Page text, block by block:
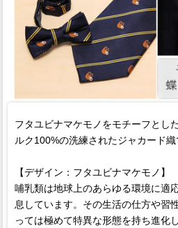
フタユビナマケモノをモチーフとし
ルク100%の洗練されたジャカード織
【デザイン：フタユビナマケモノ】
哺乳類は地球上のあらゆる環境に適
息しています。その生活の仕方や習
っては極めて特異な形態を持ち進化